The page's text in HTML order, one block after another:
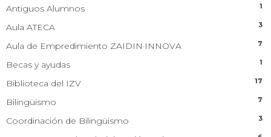
Antiguos Alumnos 1
Aula ATECA 3
Aula de Empredimiento ZAIDIN·INNOVA 7
Becas y ayudas 1
Biblioteca del IZV 17
Bilingüismo 7
Coordinación de Bilingüismo 3